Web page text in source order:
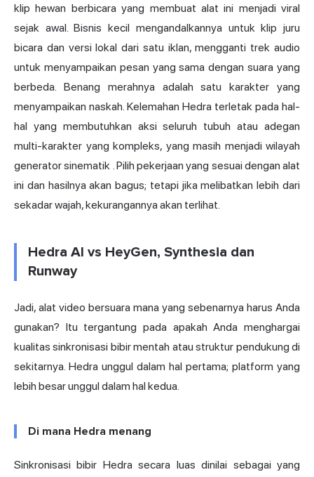
klip hewan berbicara yang membuat alat ini menjadi viral
sejak awal. Bisnis kecil mengandalkannya untuk klip juru
bicara dan versi lokal dari satu iklan, mengganti trek audio
untuk menyampaikan pesan yang sama dengan suara yang
berbeda. Benang merahnya adalah satu karakter yang
menyampaikan naskah. Kelemahan Hedra terletak pada hal-
hal yang membutuhkan aksi seluruh tubuh atau adegan
multi-karakter yang kompleks, yang masih menjadi wilayah
generator sinematik . Pilih pekerjaan yang sesuai dengan alat
ini dan hasilnya akan bagus; tetapi jika melibatkan lebih dari
sekadar wajah, kekurangannya akan terlihat.
Hedra AI vs HeyGen, Synthesia dan
Runway
Jadi, alat video bersuara mana yang sebenarnya harus Anda
gunakan? Itu tergantung pada apakah Anda menghargai
kualitas sinkronisasi bibir mentah atau struktur pendukung di
sekitarnya. Hedra unggul dalam hal pertama; platform yang
lebih besar unggul dalam hal kedua.
Di mana Hedra menang
Sinkronisasi bibir Hedra secara luas dinilai sebagai yang